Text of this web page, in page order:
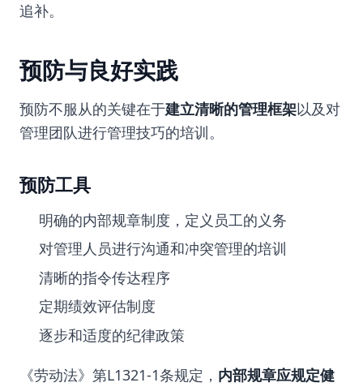
追补。
预防与良好实践
预防不服从的关键在于建立清晰的管理框架以及对
管理团队进行管理技巧的培训。
预防工具
明确的内部规章制度，定义员工的义务
对管理人员进行沟通和冲突管理的培训
清晰的指令传达程序
定期绩效评估制度
逐步和适度的纪律政策
《劳动法》第L1321-1条规定， 内部规章应规定健